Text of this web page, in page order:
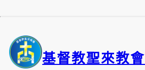
基督教聖來教會